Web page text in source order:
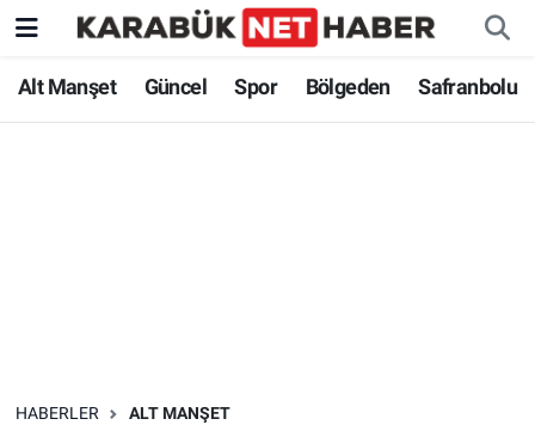
Alt Manşet Güncel Spor Bölgeden Safranbolu
HABERLER ALT MANŞET